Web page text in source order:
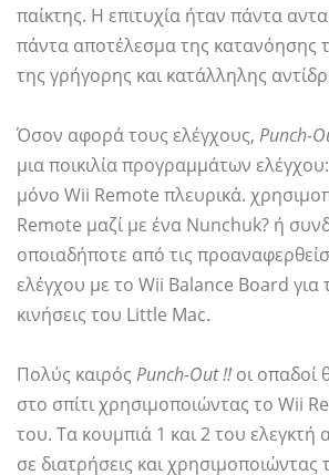
παίκτης. Η επιτυχία ήταν πάντα
πάντα αποτέλεσμα της κατανόησης
της γρήγορης και κατάλληλης
Όσον αφορά τους ελέγχους, Punch-
μια ποικιλία προγραμμάτων
μόνο Wii Remote πλευρικά.
Remote μαζί με ένα Nunchuk? ή
οποιαδήποτε από τις
ελέγχου με το Wii Balance Board για
κινήσεις του Little Mac.
Πολύς καιρός Punch-Out !!οι οπαδοί
στο σπίτι χρησιμοποιώντας το Wii
του. Τα κουμπιά 1 και 2 του ελεγκτή
σε διατρήσεις και χρησιμοποιώντας